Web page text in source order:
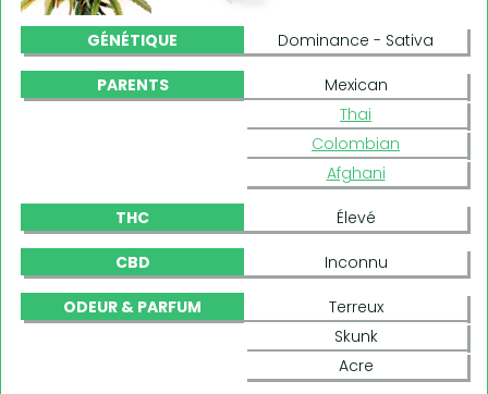
GÉNÉTIQUE Dominance - Sativa
PARENTS
Mexican
Thai
Colombian
Afghani
THC Élevé
CBD Inconnu
ODEUR & PARFUM
Terreux
Skunk
Acre